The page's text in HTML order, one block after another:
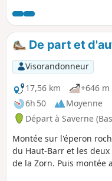
du plan incliné
De part et
Visorandonneur
17,56 km
+646 m
6h 50
Moyenne
Départ à Saverne
Montée sur l'éperon
du Haut-Barr et les
de la Zorn. Puis montée